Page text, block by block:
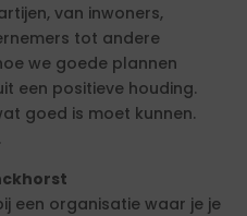
van inwoners,
tot andere
we goede plannen
een positieve houding.
goed is moet kunnen.
een organisatie waar je je